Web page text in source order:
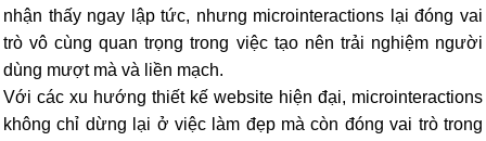
nhận thấy ngay lập tức, nhưng microinteractions lại đóng vai
trò vô cùng quan trọng trong việc tạo nên trải nghiệm người
dùng mượt mà và liền mạch.
Với các xu hướng thiết kế website hiện đại, microinteractions
không chỉ dừng lại ở việc làm đẹp mà còn đóng vai trò trong